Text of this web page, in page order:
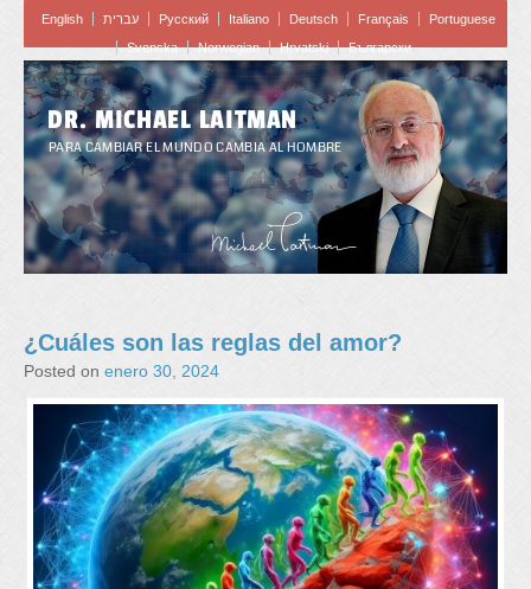
English עברית Pусский Italiano Deutsch Français
Portuguese
Svenska
Norwegian Hrvatski Български
DR. MICHAEL LAITMAN
PARA CAMBIAR EL MUNDO CAMBIA AL HOMBRE
¿Cuáles son las reglas del amor?
Posted on enero 30, 2024